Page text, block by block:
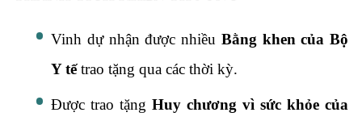
Vinh dự nhận được nhiều Bằng khen của Bộ
Y tếtrao tặng qua các thời kỳ.
Được trao tặngHuy chương vì sức khỏe của